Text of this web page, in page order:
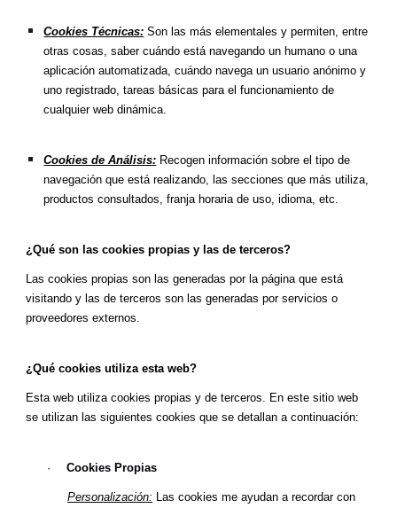
Cookies Técnicas: Son las más elementales y permiten, entre
otras cosas, saber cuándo está navegando un humano o una
aplicación automatizada, cuándo navega un usuario anónimo y
uno registrado, tareas básicas para el funcionamiento de
cualquier web dinámica.
Cookies de Análisis: Recogen información sobre el tipo de
navegación que está realizando, las secciones que más utiliza,
productos consultados, franja horaria de uso, idioma, etc.
¿Qué son las cookies propias y las de terceros?
Las cookies propias son las generadas por la página que está
visitando y las de terceros son las generadas por servicios o
proveedores externos.
¿Qué cookies utiliza esta web?
Esta web utiliza cookies propias y de terceros. En este sitio web
se utilizan las siguientes cookies que se detallan a continuación:
· Cookies Propias
Personalización: Las cookies me ayudan a recordar con